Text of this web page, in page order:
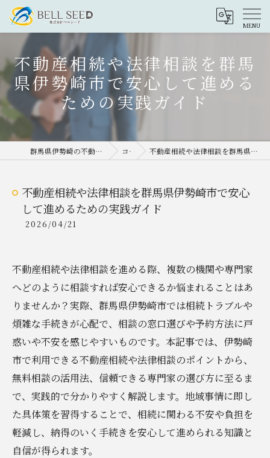
不動産相続や法律相談を群馬
県伊勢崎市で安心して進める
ための実践ガイド
群馬県伊勢崎の不動産売却なら株式会社ベルシード コラム 不動産相続や法律相談を群馬県伊勢崎市で安心して進めるための実践ガイド
不動産相続や法律相談を群馬県伊勢崎市で安心
して進めるための実践ガイド
2026/04/21
不動産相続や法律相談を進める際、複数の機関や専門家
へどのように相談すれば安心できるか悩まれることはあ
りませんか？実際、群馬県伊勢崎市では相続トラブルや
煩雑な手続きが心配で、相談の窓口選びや予約方法に戸
惑いや不安を感じやすいものです。本記事では、伊勢崎
市で利用できる不動産相続や法律相談のポイントから、
無料相談の活用法、信頼できる専門家の選び方に至るま
で、実践的で分かりやすく解説します。地域事情に即し
た具体策を習得することで、相続に関わる不安や負担を
軽減し、納得のいく手続きを安心して進められる知識と
自信が得られます。